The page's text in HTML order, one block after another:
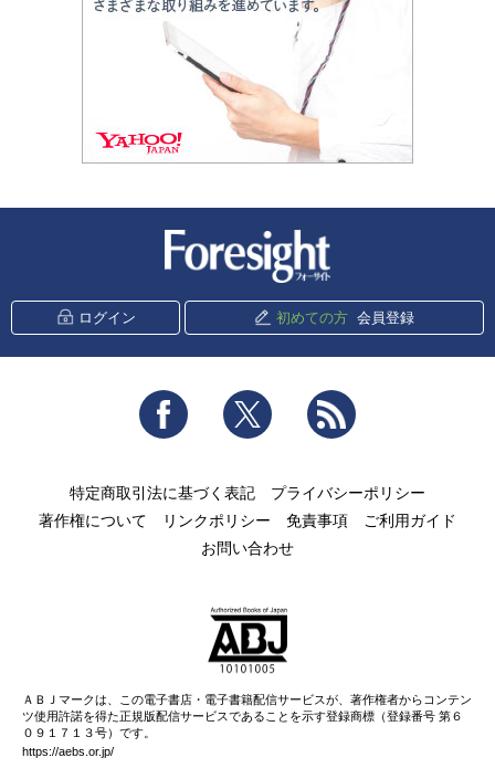
ログイン 初めての方 会員登録
Facebook Twitter
特定商取引法に基づく表記
プライバシーポリシー
著作権について
リンクポリシー 免責事項
ご利用ガイド
お問い合わせ
ＡＢＪマークは、この電子書店・電子書籍配信サービスが、著作権者からコンテン
ツ使用許諾を得た正規版配信サービスであることを示す登録商標（登録番号 第６
０９１７１３号）です。
https://aebs.or.jp/